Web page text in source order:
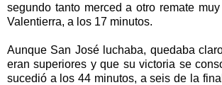
segundo tanto merced a otro remate
Valentierra, a los 17 minutos.
Aunque San José luchaba, quedaba
eran superiores y que su victoria se
sucedió a los 44 minutos, a seis de la